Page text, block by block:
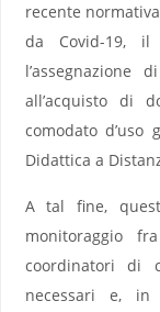
recente
da Covid-19, il
l’assegnazione
all’acquisto di
comodato
Didattica a
A tal fine,
monitoraggio
coordinatori di
necessari e, in